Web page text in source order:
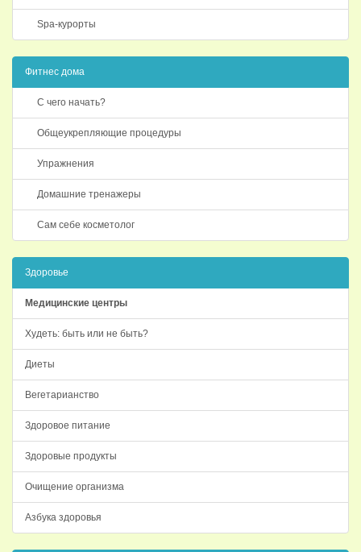
Spa-курорты
Фитнес дома
С чего начать?
Общеукрепляющие процедуры
Упражнения
Домашние тренажеры
Сам себе косметолог
Здоровье
Медицинские центры
Худеть: быть или не быть?
Диеты
Вегетарианство
Здоровое питание
Здоровые продукты
Очищение организма
Азбука здоровья